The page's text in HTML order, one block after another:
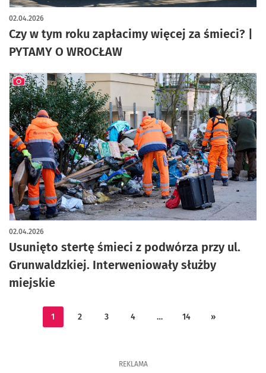
Czy w tym roku zapłacimy więcej za śmieci? |
PYTAMY O WROCŁAW
02.04.2026
Usunięto stertę śmieci z podwórza przy ul.
Grunwaldzkiej. Interweniowały służby
miejskie
02.04.2026
artykuł z galerią zdjęć
1 2 3 4 … 14 »
REKLAMA